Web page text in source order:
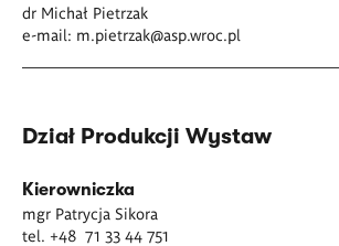
dr Michał Pietrzak
e-mail: m.pietrzak@asp.wroc.pl
Dział Produkcji Wystaw
Kierowniczka
mgr Patrycja Sikora
tel. +48 71 33 44 751